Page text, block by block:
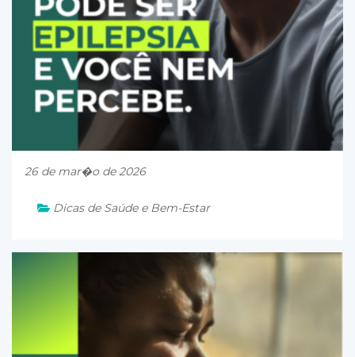
26 de mar�o de 2026
Dicas de Saúde e Bem-Estar